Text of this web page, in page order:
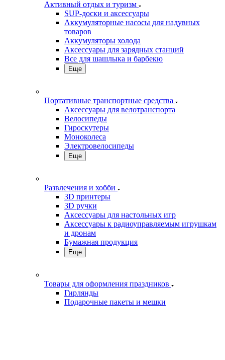
Активный отдых и туризм
SUP-доски и аксессуары
Аккумуляторные насосы для надувных
товаров
Аккумуляторы холода
Аксессуары для зарядных станций
Все для шашлыка и барбекю
Еще
Портативные транспортные средства
Аксессуары для велотранспорта
Велосипеды
Гироскутеры
Моноколеса
Электровелосипеды
Еще
Развлечения и хобби
3D принтеры
3D ручки
Аксессуары для настольных игр
Аксессуары к радиоуправляемым игрушкам
и дронам
Бумажная продукция
Еще
Товары для оформления праздников
Гирлянды
Подарочные пакеты и мешки